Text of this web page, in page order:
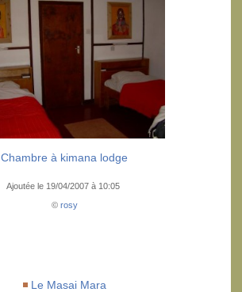
Chambre à kimana lodge
Ajoutée le 19/04/2007 à 10:05
© rosy
Le Masai Mara